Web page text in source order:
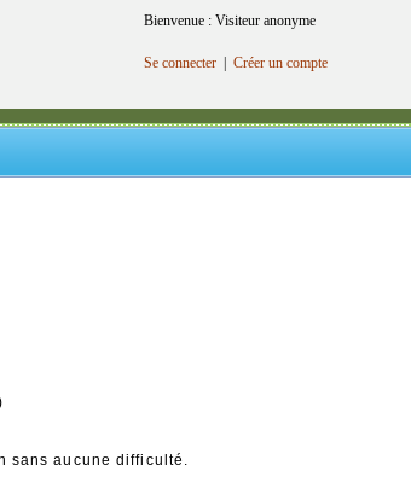
Bienvenue : Visiteur anonyme
Se connecter Créer un compte
sans aucune difficulté.